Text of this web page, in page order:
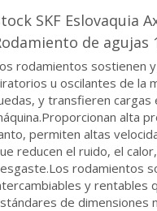
SKF Eslovaquia
de agujas
rodamientos sostienen
u oscilantes de la
y transfieren
alta
permiten altas
reducen el ruido, el
rodamientos
y rentables
de dimensiones